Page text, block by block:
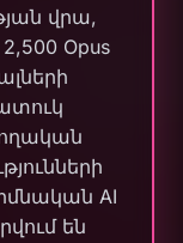
վրա,
Opus
AI
են